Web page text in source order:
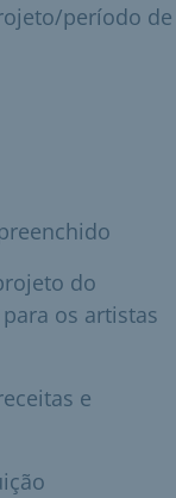
período de
do
os artistas
e